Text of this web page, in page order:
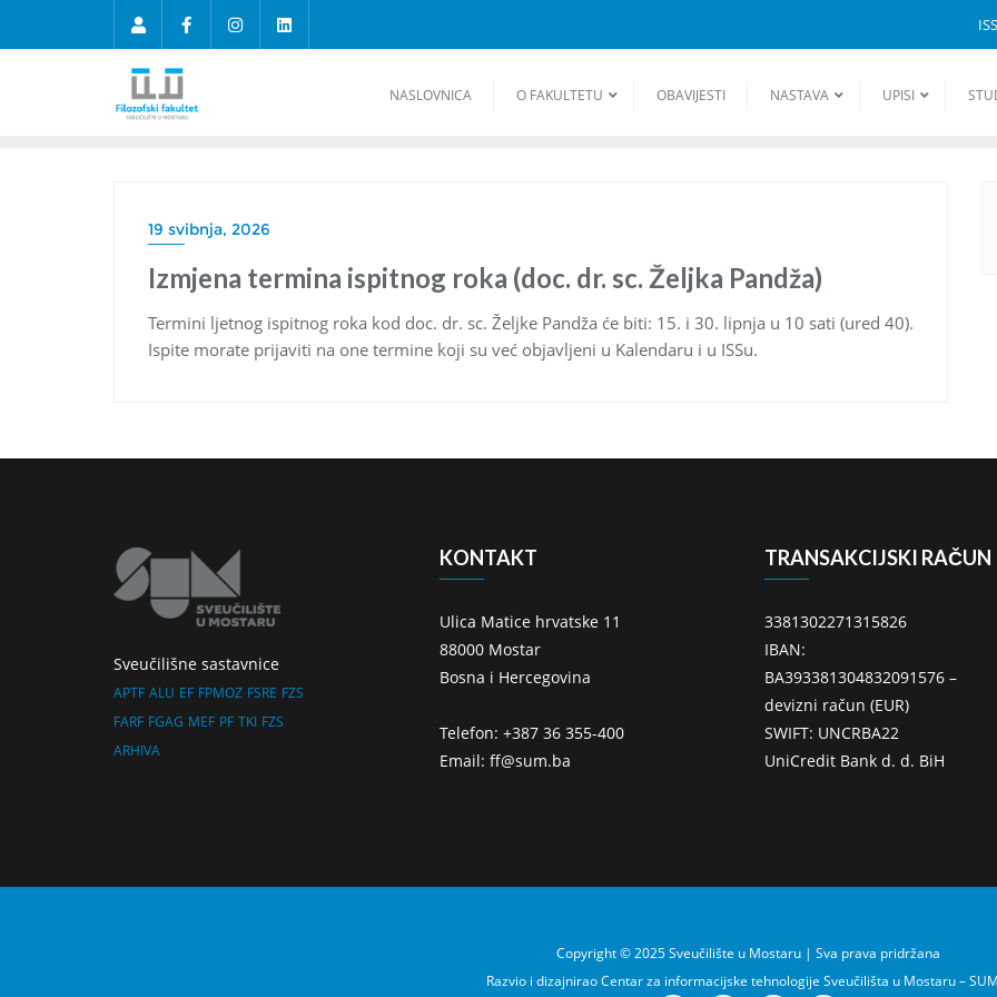
NASLOVNICA O FAKULTETU OBAVIJESTI NASTAVA UPISI
19 svibnja, 2026
Izmjena termina ispitnog roka (doc. dr. sc. Željka Pandža)
Termini ljetnog ispitnog roka kod doc. dr. sc. Željke Pandža će biti: 15. i 30. lipnja u 10 sati (ured 40).
Ispite morate prijaviti na one termine koji su već objavljeni u Kalendaru i u ISSu.
Sveučilišne sastavnice
APTF ALU EF FPMOZ FSRE FZS
FARF FGAG MEF PF TKI FZS
ARHIVA
KONTAKT
Ulica Matice hrvatske 11
88000 Mostar
Bosna i Hercegovina
Telefon: +387 36 355-400
Email: ff@sum.ba
TRANSAKCIJSKI RAČUN
3381302271315826
IBAN:
BA393381304832091576 –
devizni račun (EUR)
SWIFT: UNCRBA22
UniCredit Bank d. d. BiH
Copyright © 2025 Sveučilište u Mostaru | Sva prava pridržana
Razvio i dizajnirao Centar za informacijske tehnologije Sveučilišta u Mostaru –